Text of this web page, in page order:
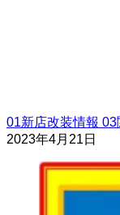
01新店改装情報 03
2023年4月21日